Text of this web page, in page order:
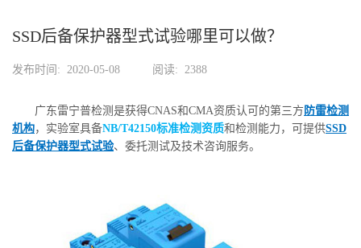
SSD后备保护器型式试验哪里可以做？
发布时间: 2020-05-08 阅读: 2388
广东雷宁普检测是获得CNAS和CMA资质认可的第三方 防雷检测
机构，实验室具备NB/T42150标准检测资质和检测能力，可提供SSD
后备保护器型式试验、委托测试及技术咨询服务。
的
服
资
讯